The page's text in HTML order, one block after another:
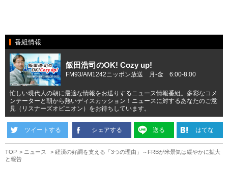
番組情報
飯田浩司のOK! Cozy up!
FM93/AM1242ニッポン放送 月-金 6:00-8:00
忙しい現代人の朝に最適な情報をお送りするニュース情報番組。多彩なコメ
ンテーターと朝から熱いディスカッション！ニュースに対するあなたのご意
見（リスナーズオピニオン）をお待ちしています。
ツイートする シェアする 送る はてな
TOP ニュース
経済の好調を支える「3つの理由」～FRBが米景気は緩やかに拡大
と報告